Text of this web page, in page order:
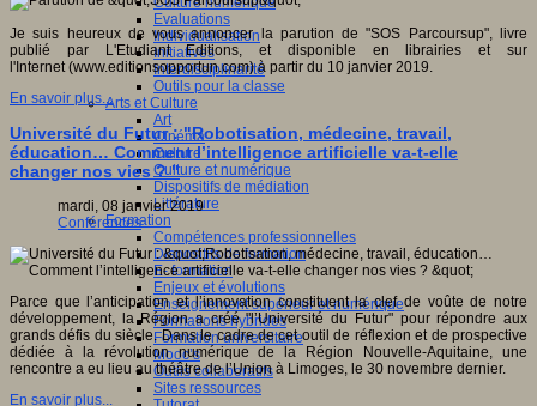
Evaluations
Individualisation
Initiatives
Interdisciplinarité
Outils pour la classe
Arts et Culture
Art
Cinéma
Culture
Culture et numérique
Dispositifs de médiation
Littérature
Formation
Compétences professionnelles
Dispositifs de formation
E- formation
Enjeux et évolutions
Enseignement supérieur et numérique
Formations hybrides
Formation universitaire
Mooc’s
Outils collaboratifs
Sites ressources
Je suis heureux de vous annoncer la parution de "SOS Parcoursup", livre
publié par L'Etudiant Editions, et disponible en librairies et sur
l'Internet (www.editionsopportun.com) à partir du 10 janvier 2019.
En savoir plus...
Université du Futur : "Robotisation, médecine, travail,
éducation… Comment l’intelligence artificielle va-t-elle
changer nos vies ? "
mardi, 08 janvier 2019
Conférences
Parce que l’anticipation et l’innovation constituent la clef de voûte de notre
développement, la Région a créé "l’Université du Futur" pour répondre aux
grands défis du siècle. Dans le cadre de cet outil de réflexion et de prospective
dédiée à la révolution numérique de la Région Nouvelle-Aquitaine, une
rencontre a eu lieu au théâtre de l’Union à Limoges, le 30 novembre dernier.
En savoir plus...